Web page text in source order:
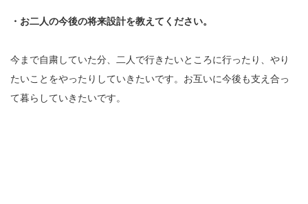
・お二人の今後の将来設計を教えてください。
今まで自粛していた分、二人で行きたいところに行ったり、やり
たいことをやったりしていきたいです。お互いに今後も支え合っ
て暮らしていきたいです。